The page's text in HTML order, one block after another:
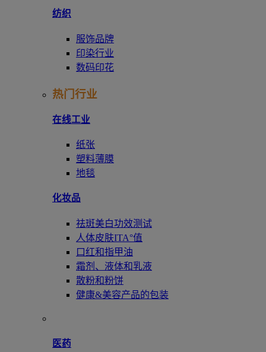
纺织
服饰品牌
印染行业
数码印花
热门行业
在线工业
纸张
塑料薄膜
地毯
化妆品
祛斑美白功效测试
人体皮肤ITA°值
口红和指甲油
霜剂、液体和乳液
散粉和粉饼
健康&美容产品的包装
医药